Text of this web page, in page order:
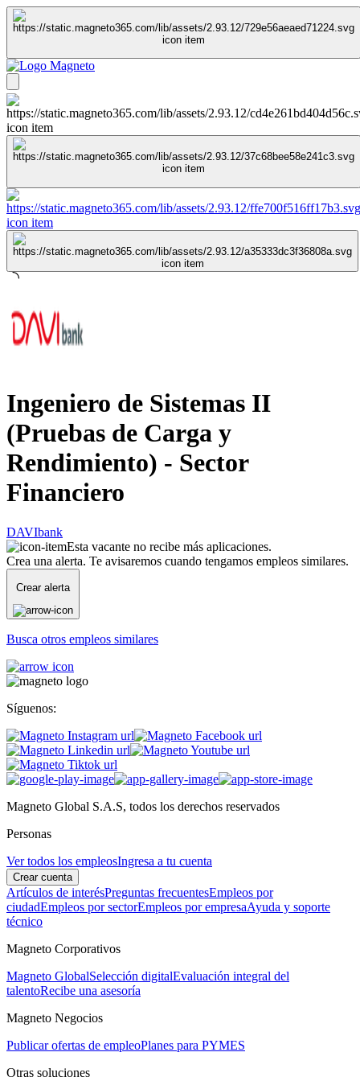
Ingeniero de Sistemas II
(Pruebas de Carga y
Rendimiento) - Sector
Financiero
DAVIbank
Esta vacante no recibe más aplicaciones.
Crea una alerta. Te avisaremos cuando tengamos empleos similares.
Crear alerta
Busca otros empleos similares
Síguenos:
Magneto Global S.A.S, todos los derechos reservados
Personas
Ver todos los empleosIngresa a tu cuenta
Crear cuenta
Artículos de interésPreguntas frecuentesEmpleos por
ciudadEmpleos por sectorEmpleos por empresaAyuda y soporte
técnico
Magneto Corporativos
Magneto GlobalSelección digitalEvaluación integral del
talentoRecibe una asesoría
Magneto Negocios
Publicar ofertas de empleoPlanes para PYMES
Otras soluciones